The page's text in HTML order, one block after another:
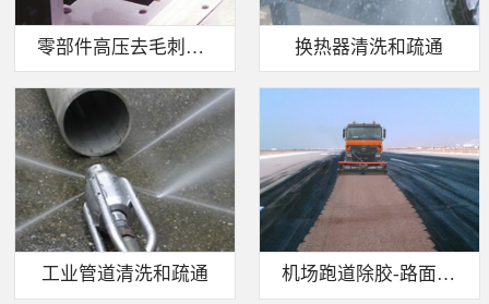
零部件高压去毛刺清洗 换热器清洗和疏通
工业管道清洗和疏通 机场跑道除胶-路面标线清除